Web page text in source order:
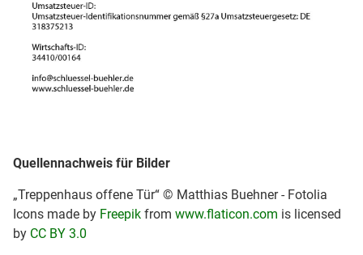
Quellennachweis für Bilder
„Treppenhaus offene Tür“ © Matthias Buehner - Fotolia
Icons made by Freepik from www.flaticon.com is licensed
by CC BY 3.0